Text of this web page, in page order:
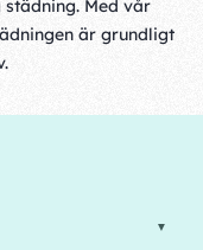
Med vår
är grundligt